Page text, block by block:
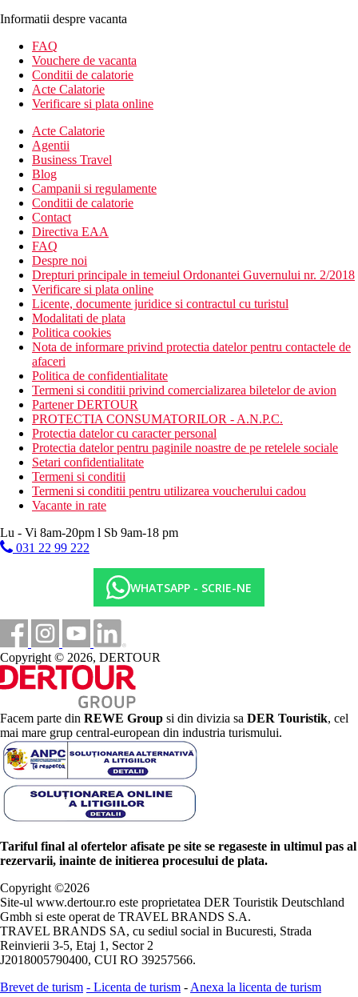
Informatii despre vacanta
FAQ
Vouchere de vacanta
Conditii de calatorie
Acte Calatorie
Verificare si plata online
Acte Calatorie
Agentii
Business Travel
Blog
Campanii si regulamente
Conditii de calatorie
Contact
Directiva EAA
FAQ
Despre noi
Drepturi principale in temeiul Ordonantei Guvernului nr. 2/2018
Verificare si plata online
Licente, documente juridice si contractul cu turistul
Modalitati de plata
Politica cookies
Nota de informare privind protectia datelor pentru contactele de
afaceri
Politica de confidentialitate
Termeni si conditii privind comercializarea biletelor de avion
Partener DERTOUR
PROTECTIA CONSUMATORILOR - A.N.P.C.
Protectia datelor cu caracter personal
Protectia datelor pentru paginile noastre de pe retelele sociale
Setari confidentialitate
Termeni si conditii
Termeni si conditii pentru utilizarea voucherului cadou
Vacante in rate
Lu - Vi 8am-20pm l Sb 9am-18 pm
031 22 99 222
WHATSAPP - SCRIE-NE
Copyright © 2026, DERTOUR
Facem parte din REWE Group si din divizia sa DER Touristik, cel
mai mare grup central-european din industria turismului.
Tariful final al ofertelor afisate pe site se regaseste in ultimul pas al
rezervarii, inainte de initierea procesului de plata.
Copyright ©2026
Site-ul www.dertour.ro este proprietatea DER Touristik Deutschland
Gmbh si este operat de TRAVEL BRANDS S.A.
TRAVEL BRANDS SA, cu sediul social in Bucuresti, Strada
Reinvierii 3-5, Etaj 1, Sector 2
J2018005790400, CUI RO 39257566.
Brevet de turism - Licenta de turism - Anexa la licenta de turism